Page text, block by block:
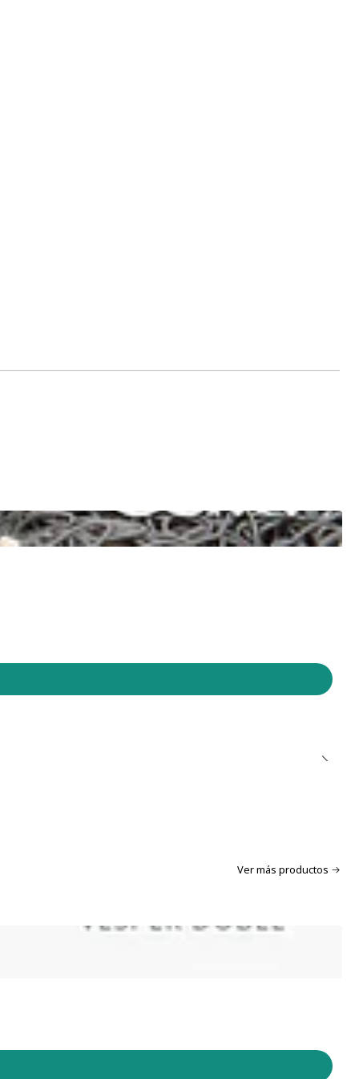
Ver más productos